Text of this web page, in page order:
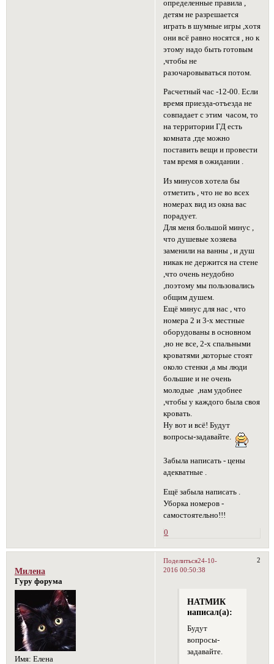
определенные правила ,
детям не разрешается
играть в шумные игры ,хотя
они всё равно носятся , но к
этому надо быть готовым
,чтобы не
разочаровываться потом.
Расчетный час -12-00. Если
время приезда-отъезда не
совпадает с этим часом, то
на территории ГД есть
комната ,где можно
поставить вещи и провести
там время в ожидании .
Из минусов хотела бы
отметить , что не во всех
номерах вид из окна вас
порадует.
Для меня большой минус ,
что душевые хозяева
заменили на ванны , и душ
никак не держится на стене
,что очень неудобно
,поэтому мы пользовались
общим душем.
Ещё минус для нас , что
номера 2 и 3-х местные
оборудованы в основном
,но не все, 2-х спальными
кроватями ,которые стоят
около стенки ,а мы люди
большие и не очень
молодые ,нам удобнее
,чтобы у каждого была своя
кровать.
Ну вот и всё! Будут
вопросы-задавайте.
Забыла написать - цены
адекватные .
Ещё забыла написать .
Уборка номеров -
самостоятельно!!!
0
Поделиться 2
24-10-
2016 00:50:38
Милена
Гуру форума
Имя: Елена
НАТМИК
написал(а):
Будут
вопросы-
задавайте.